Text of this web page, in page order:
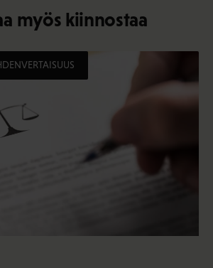
myös kiinnostaa